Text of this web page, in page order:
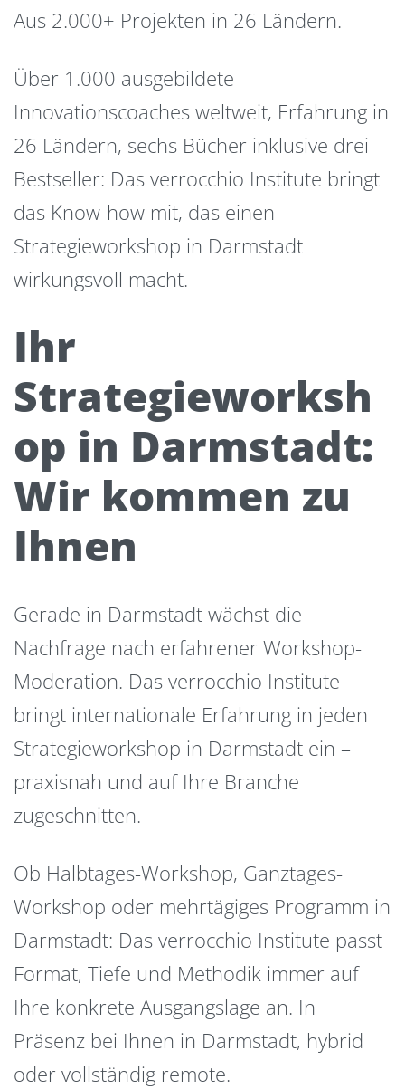
Aus 2.000+ Projekten in 26 Ländern.
Über 1.000 ausgebildete
Innovationscoaches weltweit, Erfahrung in
26 Ländern, sechs Bücher inklusive drei
Bestseller: Das verrocchio Institute bringt
das Know-how mit, das einen
Strategieworkshop in Darmstadt
wirkungsvoll macht.
Ihr
Strategieworksh
op in Darmstadt:
Wir kommen zu
Ihnen
Gerade in Darmstadt wächst die
Nachfrage nach erfahrener Workshop-
Moderation. Das verrocchio Institute
bringt internationale Erfahrung in jeden
Strategieworkshop in Darmstadt ein –
praxisnah und auf Ihre Branche
zugeschnitten.
Ob Halbtages-Workshop, Ganztages-
Workshop oder mehrtägiges Programm in
Darmstadt: Das verrocchio Institute passt
Format, Tiefe und Methodik immer auf
Ihre konkrete Ausgangslage an. In
Präsenz bei Ihnen in Darmstadt, hybrid
oder vollständig remote.